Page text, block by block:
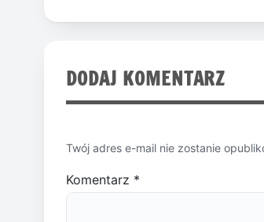
DODAJ KOMENTARZ
Twój adres e-mail nie zostanie
Komentarz *